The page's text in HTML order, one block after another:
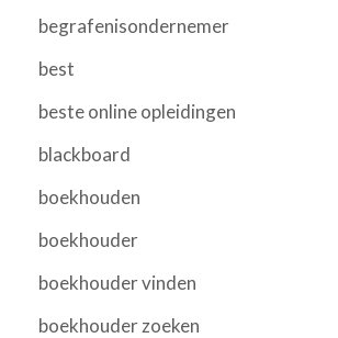
begrafenisondernemer
best
beste online opleidingen
blackboard
boekhouden
boekhouder
boekhouder vinden
boekhouder zoeken